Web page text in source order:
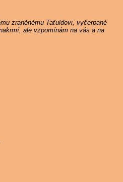
zraněnému Taťuldovi, vyčerpané
ale vzpomínám na vás a na